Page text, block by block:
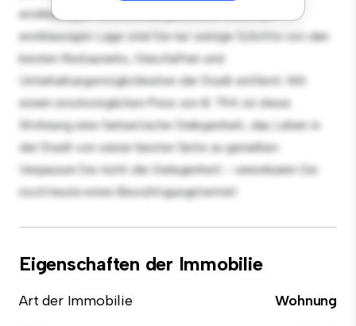
erstklassigen Geräten ausgestattet. Dank der
erstklassigen Lage sind Sie nur wenige Schritte von den
besten Restaurants, Geschäften und
Unterhaltungsmöglichkeiten der Stadt entfernt. Mit
einem erschwinglichen Preis von € 794 ist diese
Wohnung eine fantastische Gelegenheit, das Leben in
der Stadt von seiner besten Seite zu genießen.
Verpassen Sie nicht die Gelegenheit - vereinbaren Sie
noch heute einen Besichtigungstermin!
Eigenschaften der Immobilie
Art der Immobilie
Wohnung